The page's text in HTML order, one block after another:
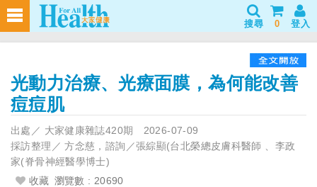
搜尋 0 登入
光動力治療、光療面膜，為何能改善
痘痘肌
出處／ 大家健康雜誌420期 2026-07-09
採訪整理／ 方念慈，諮詢／張綜顯(台北榮總皮膚科醫師 、李政
家(脊骨神經醫學博士)
收藏 瀏覽數 : 20690